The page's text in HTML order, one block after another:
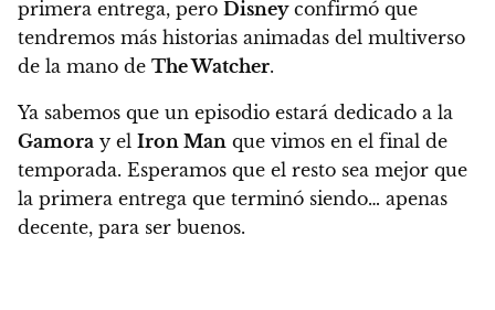
primera entrega, pero Disneyconfirmó que
tendremos más historias animadas del multiverso
de la mano de The Watcher.
Ya sabemos que un episodio estará dedicado a la
Gamora y el Iron Man que vimos en el final de
temporada. Esperamos que el resto sea mejor que
la primera entrega que terminó siendo… apenas
decente, para ser buenos.